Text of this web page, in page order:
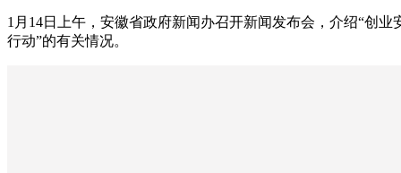
1月14日上午，安徽省政府新闻办召开新闻发布会，介绍“创业
行动”的有关情况。